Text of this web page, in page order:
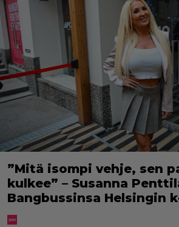
”Mitä isompi vehje, sen
kulkee” – Susanna
Bangbussinsa Helsingin